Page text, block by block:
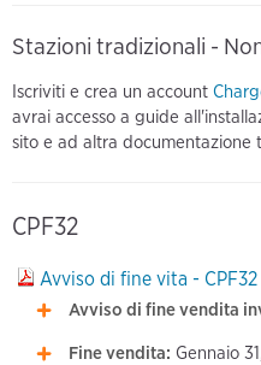
Stazioni tradizionali -
Iscriviti e crea un account
avrai accesso a guide
sito e ad altra documentazione
CPF32
Avviso di fine vita - CPF32
Avviso di fine vendita
Fine vendita: Gennaio